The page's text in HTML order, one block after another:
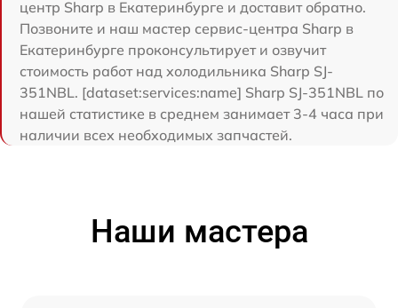
центр Sharp в Екатеринбурге и доставит обратно.
Позвоните и наш мастер сервис-центра Sharp в
Екатеринбурге проконсультирует и озвучит
стоимость работ над холодильника Sharp SJ-
351NBL. [dataset:services:name] Sharp SJ-351NBL по
нашей статистике в среднем занимает 3-4 часа при
наличии всех необходимых запчастей.
Наши мастера